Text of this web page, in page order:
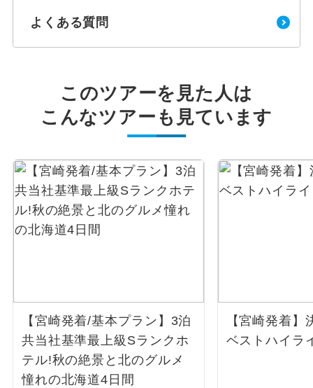
よくある質問
このツアーを見た人は
こんなツアーも見ています
【宮崎発着/基本プラン】3泊
共当社基準最上級Sランクホ
テル!秋の絶景と北のグルメ
憧れの北海道4日間
【宮崎発着
ベストハイラ